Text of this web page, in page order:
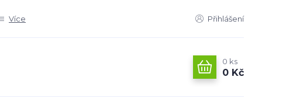
Více Přihlášení
0 ks
0 Kč